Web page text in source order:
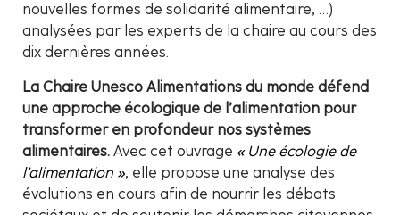
nouvelles formes de solidarité alimentaire, …)
analysées par les experts de la chaire au cours des
dix dernières années.
La Chaire Unesco Alimentations du monde défend
une approche écologique de l’alimentation pour
transformer en profondeur nos systèmes
alimentaires. Avec cet ouvrage « Une écologie de
l’alimentation », elle propose une analyse des
évolutions en cours afin de nourrir les débats